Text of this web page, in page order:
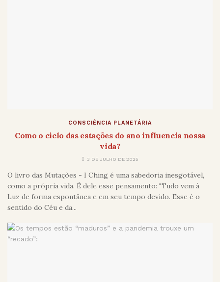
CONSCIÊNCIA PLANETÁRIA
Como o ciclo das estações do ano influencia nossa
vida?
3 DE JULHO DE 2025
O livro das Mutações - I Ching é uma sabedoria inesgotável,
como a própria vida. É dele esse pensamento: "Tudo vem à
Luz de forma espontânea e em seu tempo devido. Esse é o
sentido do Céu e da...